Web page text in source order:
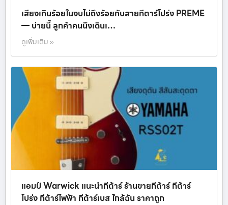
เสียงเกินร้อยในงบไม่ถึงร้อยกับสายกีตาร์โปร่ง PREME
— บ่ายนี้ ลูกค้าคนนึงเดินเ…
ดูเพิ่มเติม »
แอมป์ Warwick แนะนำกีต้าร์ ร้านขายกีต้าร์ กีต้าร์
โปร่ง กีต้าร์ไฟฟ้า กีต้าร์เบส ใกล้ฉัน ราคาถูก